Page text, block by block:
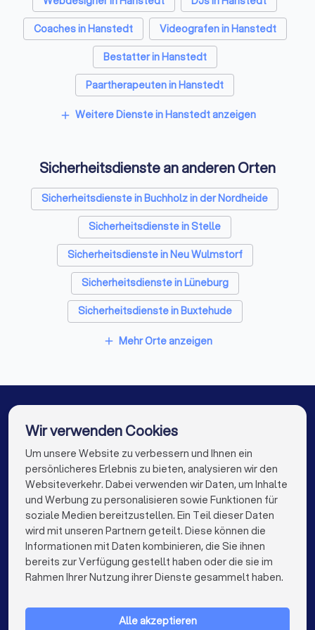
Coaches in Hanstedt
Videografen in Hanstedt
Bestatter in Hanstedt
Paartherapeuten in Hanstedt
Freie Redner in Hanstedt
add Weitere Dienste in Hanstedt anzeigen
Sicherheitsdienste an anderen Orten
Sicherheitsdienste in Buchholz in der Nordheide
Sicherheitsdienste in Stelle
Sicherheitsdienste in Neu Wulmstorf
Sicherheitsdienste in Lüneburg
Sicherheitsdienste in Buxtehude
Sicherheitsdienste in Glinde (Schleswig-Holstein)
Sicherheitsdienste in Scheeßel
Sicherheitsdienste in Wedel
Sicherheitsdienste in Berlin
Sicherheitsdienste in München
Sicherheitsdienste in Köln
Sicherheitsdienste in Frankfurt am Main
Sicherheitsdienste in Düsseldorf
add Mehr Orte anzeigen
Die besten Sicherheitsdienste für Sie
info@trustlocal.de
FÜR PRIVATPERSONEN
Wir verwenden Cookies
Um unsere Website zu verbessern und Ihnen ein
persönlicheres Erlebnis zu bieten, analysieren wir den
Websiteverkehr. Dabei verwenden wir Daten, um Inhalte
und Werbung zu personalisieren sowie Funktionen für
soziale Medien bereitzustellen. Ein Teil dieser Daten
wird mit unseren Partnern geteilt. Diese können die
Informationen mit Daten kombinieren, die Sie ihnen
bereits zur Verfügung gestellt haben oder die sie im
Rahmen Ihrer Nutzung ihrer Dienste gesammelt haben.
Alle akzeptieren